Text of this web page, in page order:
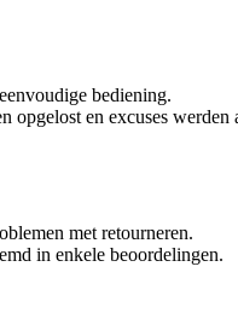
bediening.
opgelost en excuses werden
met retourneren.
in enkele beoordelingen.